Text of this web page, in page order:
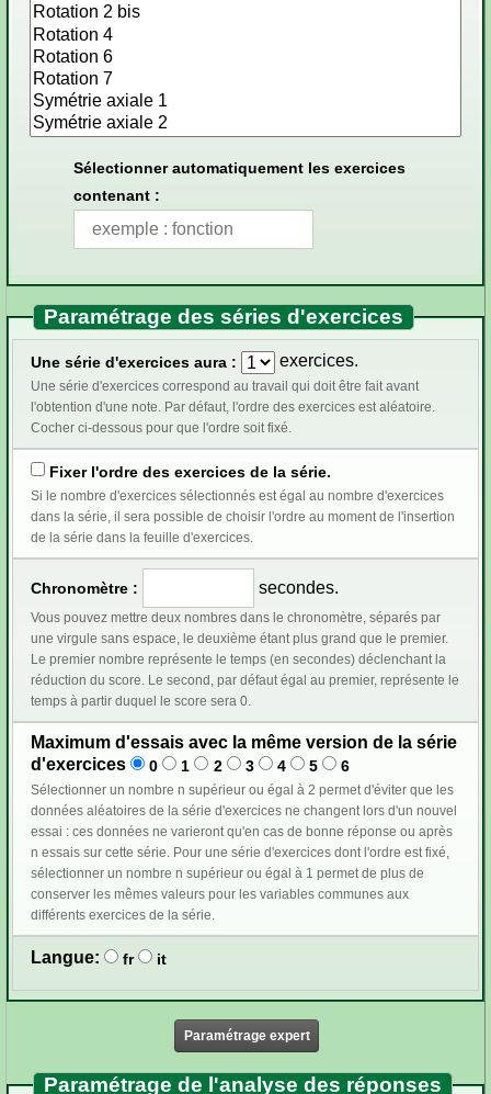
Sélectionner automatiquement les exercices
contenant :
Paramétrage des séries d'exercices
Une série d'exercices aura : exercices.
Une série d'exercices correspond au travail qui doit être fait avant
l'obtention d'une note. Par défaut, l'ordre des exercices est aléatoire.
Cocher ci-dessous pour que l'ordre soit fixé.
Fixer l'ordre des exercices de la série.
Si le nombre d'exercices sélectionnés est égal au nombre d'exercices
dans la série, il sera possible de choisir l'ordre au moment de l'insertion
de la série dans la feuille d'exercices.
Chronomètre : secondes.
Vous pouvez mettre deux nombres dans le chronomètre, séparés par
une virgule sans espace, le deuxième étant plus grand que le premier.
Le premier nombre représente le temps (en secondes) déclenchant la
réduction du score. Le second, par défaut égal au premier, représente le
temps à partir duquel le score sera 0.
Maximum d'essais avec la même version de la série
d'exercices
0 1 2 3 4 5 6
Sélectionner un nombre n supérieur ou égal à 2 permet d'éviter que les
données aléatoires de la série d'exercices ne changent lors d'un nouvel
essai : ces données ne varieront qu'en cas de bonne réponse ou après
n essais sur cette série. Pour une série d'exercices dont l'ordre est fixé,
sélectionner un nombre n supérieur ou égal à 1 permet de plus de
conserver les mêmes valeurs pour les variables communes aux
différents exercices de la série.
Langue: fr it
Paramétrage expert
Paramétrage de l'analyse des réponses